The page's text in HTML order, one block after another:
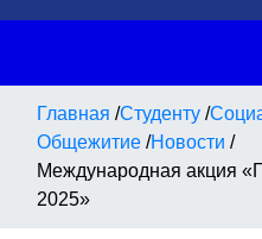
Главная /Студенту /
Общежитие /Новости /
Международная акция
2025»